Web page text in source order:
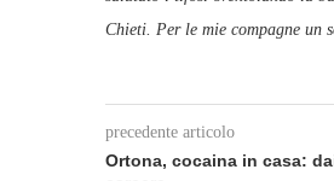
Chieti. Per le mie compagne un
precedente articolo
Ortona, cocaina in casa: